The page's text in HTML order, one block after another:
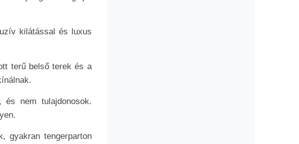
kilátással és luxus
terű belső terek és a
nem tulajdonosok.
gyakran tengerparton